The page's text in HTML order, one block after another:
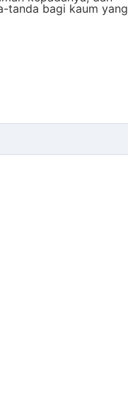
tanda bagi kaum yang